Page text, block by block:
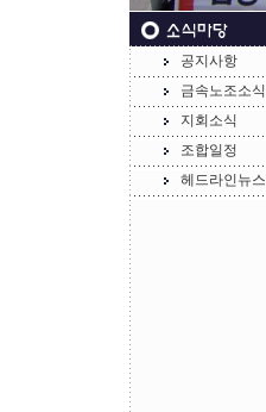
공지사항
금속노조소식
지회소식
조합일정
헤드라인뉴스